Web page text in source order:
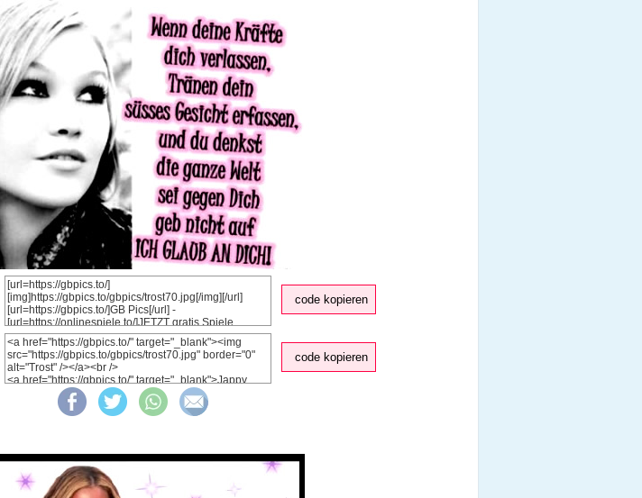
code kopieren
code kopieren